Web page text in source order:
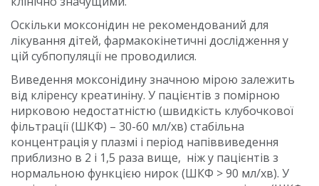
Оскільки моксонідин не рекомендований для
лікування дітей, фармакокінетичні дослідження у
цій субпопуляції не проводилися.
Виведення моксонідину значною мірою залежить
від кліренсу креатиніну. У пацієнтів з помірною
нирковою недостатністю (швидкість клубочкової
фільтрації (ШКФ) – 30-60 мл/хв) стабільна
концентрація у плазмі і період напіввиведення
приблизно в 2 і 1,5 раза вище, ніж у пацієнтів з
нормальною функцією нирок (ШКФ > 90 мл/хв). У